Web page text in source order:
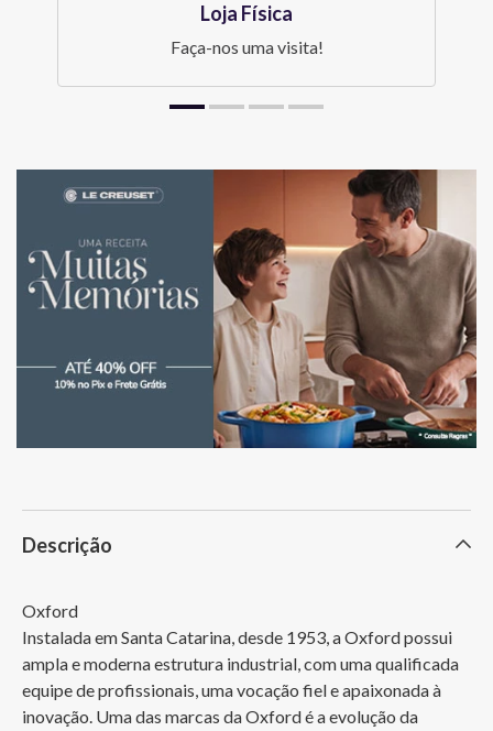
Loja Física
Faça-nos uma visita!
Descrição
Oxford
Instalada em Santa Catarina, desde 1953, a Oxford possui
ampla e moderna estrutura industrial, com uma qualificada
equipe de profissionais, uma vocação fiel e apaixonada à
inovação. Uma das marcas da Oxford é a evolução da